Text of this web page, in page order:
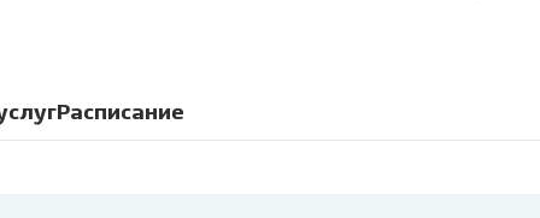
Расписание